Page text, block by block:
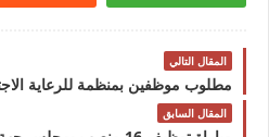
المقال التالي
مطلوب موظفين بمنظمة للرعاية الاجتماعية
المقال السابق